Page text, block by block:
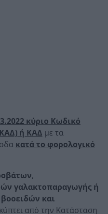
κύριο Κωδικό
ή ΚΑΔ με τα
κατά το φορολογικό
,
γαλακτοπαραγωγής ή
και
από την Κατάσταση